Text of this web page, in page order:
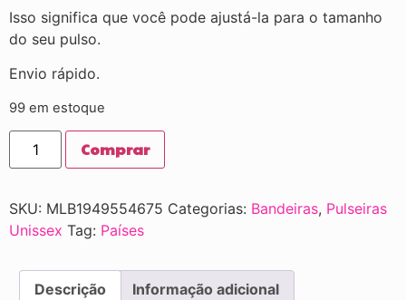
Isso significa que você pode ajustá-la para o tamanho
do seu pulso.
Envio rápido.
99 em estoque
Comprar
SKU: MLB1949554675 Categorias: Bandeiras, Pulseiras
Unissex Tag: Países
Descrição Informação adicional